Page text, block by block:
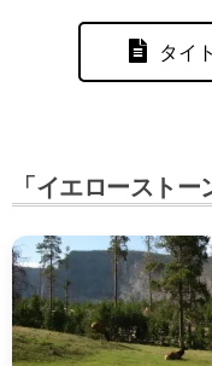
タイ
「イエロースト